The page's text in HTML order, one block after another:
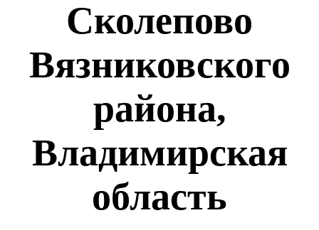
Сколепово
Вязниковского
района,
Владимирская
область